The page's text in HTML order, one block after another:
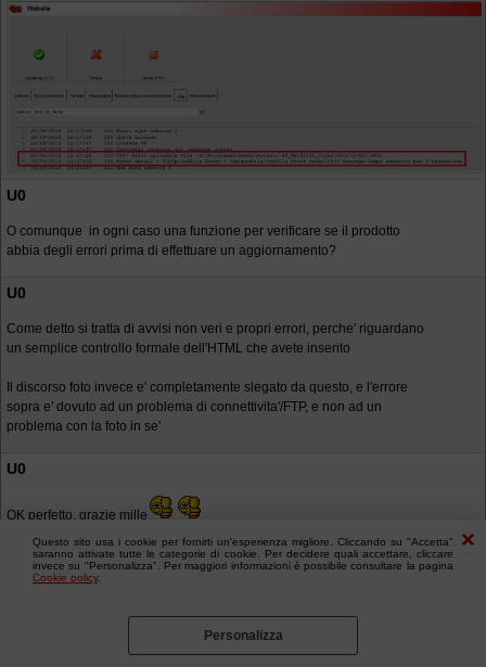
Questo sito usa i cookie per fornirti un'esperienza migliore. Cliccando su "Accetta"
saranno attivate tutte le categorie di cookie. Per decidere quali accettare, cliccare
invece su "Personalizza". Per maggiori informazioni è possibile consultare la pagina
Cookie policy.
Personalizza
U0
O comunque in ogni caso una funzione per verificare se il prodotto
abbia degli errori prima di effettuare un aggiornamento?
U0
Come detto si tratta di avvisi non veri e propri errori, perche' riguardano
un semplice controllo formale dell'HTML che avete inserito
Il discorso foto invece e' completamente slegato da questo, e l'errore
sopra e' dovuto ad un problema di connettivita'/FTP, e non ad un
problema con la foto in se'
U0
OK perfetto, grazie mille